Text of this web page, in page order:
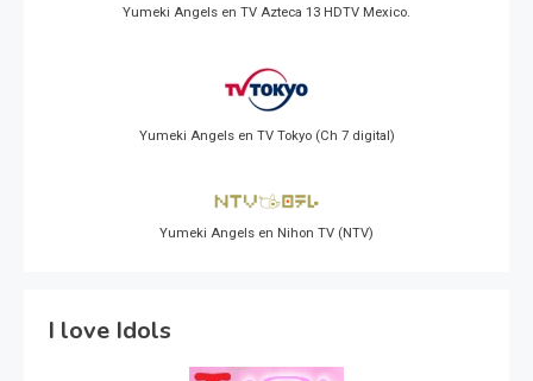
Yumeki Angels en TV Azteca 13 HDTV Mexico.
Yumeki Angels en TV Tokyo (Ch 7 digital)
Yumeki Angels en Nihon TV (NTV)
I love Idols